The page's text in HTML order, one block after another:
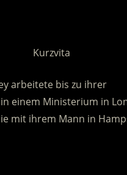
Kurzvita
arbeitete bis zu ihrer
einem Ministerium in
mit ihrem Mann in